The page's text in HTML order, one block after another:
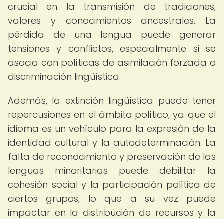
crucial en la transmisión de tradiciones,
valores y conocimientos ancestrales. La
pérdida de una lengua puede generar
tensiones y conflictos, especialmente si se
asocia con políticas de asimilación forzada o
discriminación lingüística.
Además, la extinción lingüística puede tener
repercusiones en el ámbito político, ya que el
idioma es un vehículo para la expresión de la
identidad cultural y la autodeterminación. La
falta de reconocimiento y preservación de las
lenguas minoritarias puede debilitar la
cohesión social y la participación política de
ciertos grupos, lo que a su vez puede
impactar en la distribución de recursos y la